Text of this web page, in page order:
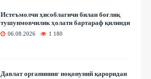
Истеъмолчи ҳисоблагичи билан боғлиқ
тушунмовчилик ҳолати бартараф қилинди
06.08.2026 1 180
Давлат органининг ноқонуний қароридан